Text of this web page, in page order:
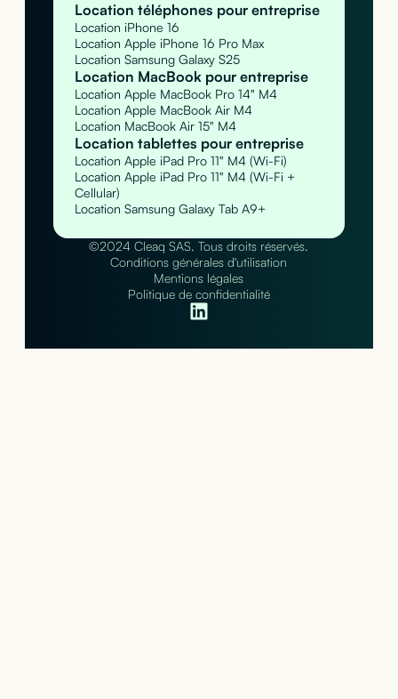
Location téléphones pour entreprise
Location iPhone 16
Location Apple iPhone 16 Pro Max
Location Samsung Galaxy S25
Location MacBook pour entreprise
Location Apple MacBook Pro 14" M4
Location Apple MacBook Air M4
Location MacBook Air 15" M4
Location tablettes pour entreprise
Location Apple iPad Pro 11" M4 (Wi-Fi)
Location Apple iPad Pro 11" M4 (Wi-Fi +
Cellular)
Location Samsung Galaxy Tab A9+
©2024 Cleaq SAS. Tous droits réservés.
Conditions générales d'utilisation
Mentions légales
Politique de confidentialité